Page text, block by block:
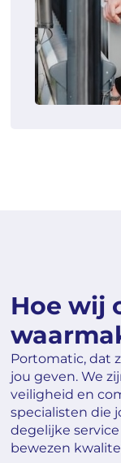
Hoe wij
Portomatic, dat
jou geven. We
veiligheid en
specialisten die
degelijke
bewezen